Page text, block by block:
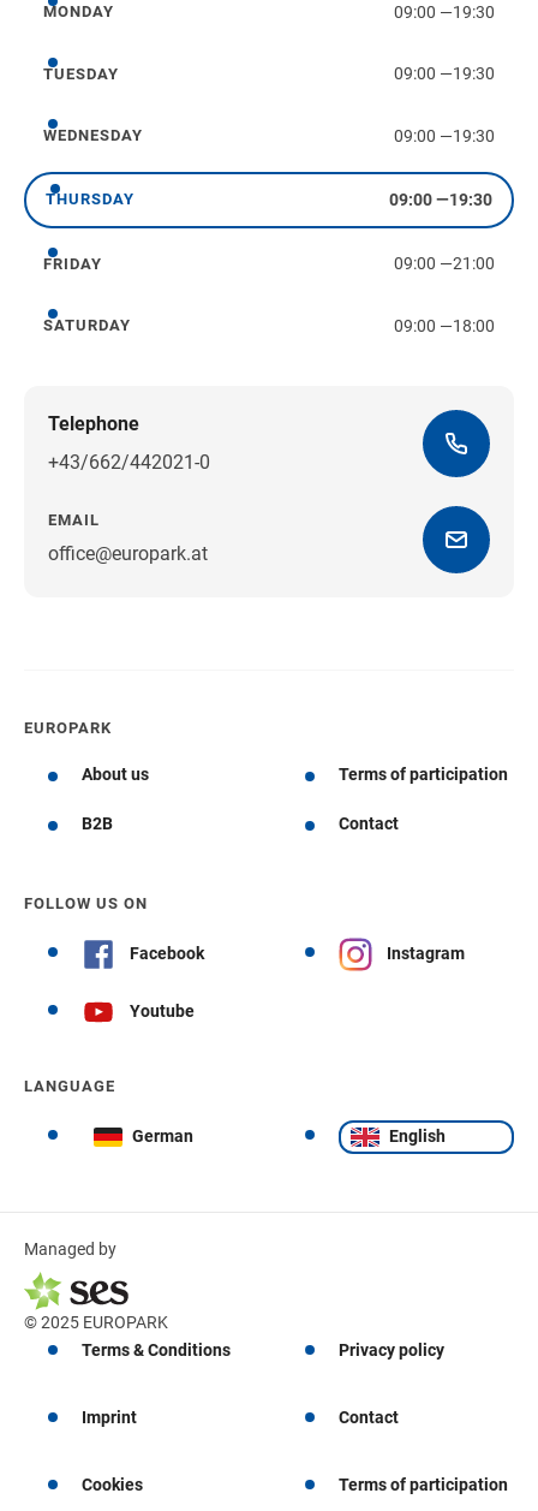
Monday
MONDAY 09:00 —19:30
Tuesday
TUESDAY 09:00 —19:30
Wednesday
WEDNESDAY 09:00 —19:30
Thursday
THURSDAY 09:00—19:30
Friday
FRIDAY 09:00 —21:00
Saturday
SATURDAY 09:00 —18:00
Telephone
+43/662/442021-0
EMAIL
office@europark.at
EUROPARK
About us Terms of participation
B2B Contact
FOLLOW US ON
Facebook Instagram
Youtube
LANGUAGE
German English
Managed by
© 2025 EUROPARK
Terms & Conditions
Privacy policy
Imprint Contact
Cookies Terms of participation